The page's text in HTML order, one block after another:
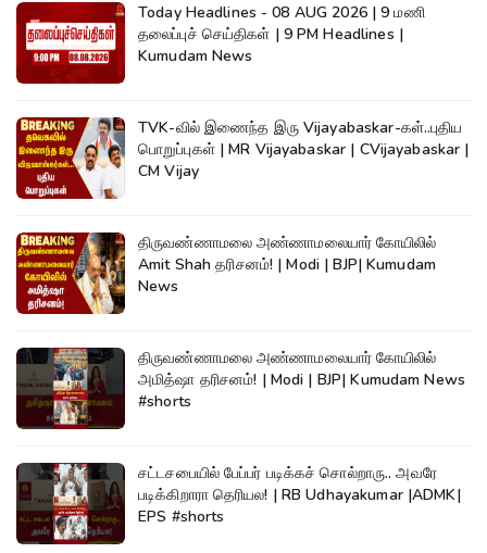
Today Headlines - 08 AUG 2026 | 9 மணி
தலைப்புச் செய்திகள் | 9 PM Headlines |
Kumudam News
TVK-வில் இணைந்த இரு Vijayabaskar-கள்..புதிய
பொறுப்புகள் | MR Vijayabaskar | CVijayabaskar |
CM Vijay
திருவண்ணாமலை அண்ணாமலையார் கோயிலில்
Amit Shah தரிசனம்! | Modi | BJP| Kumudam
News
திருவண்ணாமலை அண்ணாமலையார் கோயிலில்
அமித்ஷா தரிசனம்! | Modi | BJP| Kumudam News
#shorts
சட்டசபையில் பேப்பர் படிக்கச் சொல்றாரு.. அவரே
படிக்கிறாரா தெரியல! | RB Udhayakumar |ADMK|
EPS #shorts